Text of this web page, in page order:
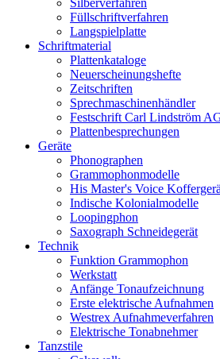
Füllschriftverfahren
Langspielplatte
Schriftmaterial
Plattenkataloge
Neuerscheinungshefte
Zeitschriften
Sprechmaschinenhändler
Festschrift Carl Lindström
Plattenbesprechungen
Geräte
Phonographen
Grammophonmodelle
His Master's Voice
Indische Kolonialmodelle
Loopingphon
Saxograph Schneidegerät
Technik
Funktion Grammophon
Werkstatt
Anfänge Tonaufzeichnung
Erste elektrische Aufnahmen
Westrex Aufnahmeverfahren
Elektrische Tonabnehmer
Tanzstile